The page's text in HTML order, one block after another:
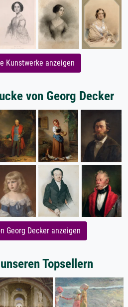
Kunstwerke anzeigen
von Georg Decker
Georg Decker anzeigen
Topsellern